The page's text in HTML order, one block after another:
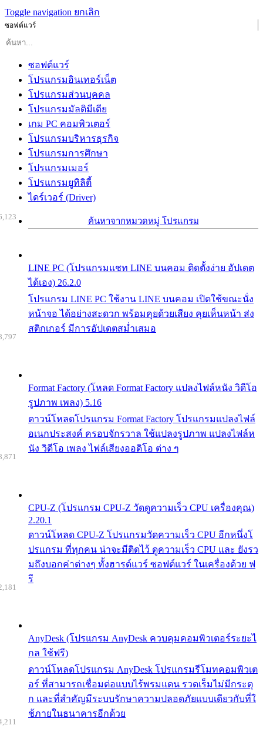
Toggle navigation ยกเลิก
ซอฟต์แวร์
ซอฟต์แวร์
โปรแกรมอินเทอร์เน็ต
โปรแกรมส่วนบุคคล
โปรแกรมมัลติมีเดีย
เกม PC คอมพิวเตอร์
โปรแกรมบริหารธุรกิจ
โปรแกรมการศึกษา
โปรแกรมเมอร์
โปรแกรมยูทิลิตี้
ไดร์เวอร์ (Driver)
ค้นหาจากหมวดหมู่ โปรแกรม
LINE PC (โปรแกรมแชท LINE บนคอม ติดตั้งง่าย อัปเดต
ได้เอง) 26.2.0
โปรแกรม LINE PC ใช้งาน LINE บนคอม เปิดใช้ขณะนั่ง
หน้าจอ ได้อย่างสะดวก พร้อมคุยด้วยเสียง คุยเห็นหน้า ส่ง
สติกเกอร์ มีการอัปเดตสม่ำเสมอ
Format Factory (โหลด Format Factory แปลงไฟล์หนัง วิดีโอ
รูปภาพ เพลง) 5.16
ดาวน์โหลดโปรแกรม Format Factory โปรแกรมแปลงไฟล์
อเนกประสงค์ ครอบจักรวาล ใช้แปลงรูปภาพ แปลงไฟล์ห
นัง วิดีโอ เพลง ไฟล์เสียงออดิโอ ต่าง ๆ
CPU-Z (โปรแกรม CPU-Z วัดดูความเร็ว CPU เครื่องคุณ)
2.20.1
ดาวน์โหลด CPU-Z โปรแกรมวัดความเร็ว CPU อีกหนึ่งโ
ปรแกรม ที่ทุกคน น่าจะมีติดไว้ ดูความเร็ว CPU และ ยังรว
มถึงบอกค่าต่างๆ ทั้งฮารด์แวร์ ซอฟต์แวร์ ในเครื่องด้วย ฟ
รี
AnyDesk (โปรแกรม AnyDesk ควบคุมคอมพิวเตอร์ระยะไ
กล ใช้ฟรี)
ดาวน์โหลดโปรแกรม AnyDesk โปรแกรมรีโมทคอมพิวเต
อร์ ที่สามารถเชื่อมต่อแบบไร้พรมแดน รวดเร็มไม่มีกระตุ
ก และที่สำคัญมีระบบรักษาความปลอดภัยแบบเดียวกับที่ใ
ช้ภายในธนาคารอีกด้วย